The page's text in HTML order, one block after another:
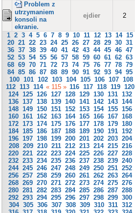
Problem z
utrzymaniem
konsoli na
ekranie.
ejdier 2
1 2 3 4 5 6 7 8 9 10 11 12 13 14 15
20 21 22 23 24 25 26 27 28 29 30 31
36 37 38 39 40 41 42 43 44 45 46 47
52 53 54 55 56 57 58 59 60 61 62 63
68 69 70 71 72 73 74 75 76 77 78 79
84 85 86 87 88 89 90 91 92 93 94 95
100 101 102 103 104 105 106 107 108
112 113 114 « 115 » 116 117 118 119 120
124 125 126 127 128 129 130 131 132
136 137 138 139 140 141 142 143 144
148 149 150 151 152 153 154 155 156
160 161 162 163 164 165 166 167 168
172 173 174 175 176 177 178 179 180
184 185 186 187 188 189 190 191 192
196 197 198 199 200 201 202 203 204
208 209 210 211 212 213 214 215 216
220 221 222 223 224 225 226 227 228
232 233 234 235 236 237 238 239 240
244 245 246 247 248 249 250 251 252
256 257 258 259 260 261 262 263 264
268 269 270 271 272 273 274 275 276
280 281 282 283 284 285 286 287 288
292 293 294 295 296 297 298 299 300
304 305 306 307 308 309 310 311 312